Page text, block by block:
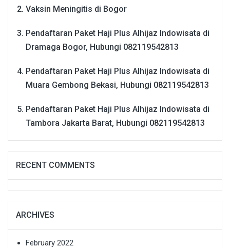
Vaksin Meningitis di Bogor
Pendaftaran Paket Haji Plus Alhijaz Indowisata di
Dramaga Bogor, Hubungi 082119542813
Pendaftaran Paket Haji Plus Alhijaz Indowisata di
Muara Gembong Bekasi, Hubungi 082119542813
Pendaftaran Paket Haji Plus Alhijaz Indowisata di
Tambora Jakarta Barat, Hubungi 082119542813
RECENT COMMENTS
ARCHIVES
February 2022